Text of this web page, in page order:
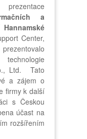
a
Center,
Ltd. Tato
a zájem o
firmy k další
s Českou
účast na
rozšířením